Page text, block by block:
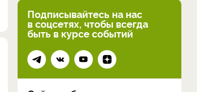
Подписывайтесь на нас
в соцсетях, чтобы всегда
быть в курсе событий